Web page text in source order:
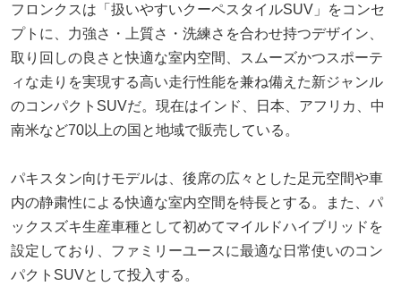
フロンクスは「扱いやすいクーペスタイルSUV」をコンセ
プトに、力強さ・上質さ・洗練さを合わせ持つデザイン、
取り回しの良さと快適な室内空間、スムーズかつスポーテ
ィな走りを実現する高い走行性能を兼ね備えた新ジャンル
のコンパクトSUVだ。現在はインド、日本、アフリカ、中
南米など70以上の国と地域で販売している。
パキスタン向けモデルは、後席の広々とした足元空間や車
内の静粛性による快適な室内空間を特長とする。また、パ
ックスズキ生産車種として初めてマイルドハイブリッドを
設定しており、ファミリーユースに最適な日常使いのコン
パクトSUVとして投入する。